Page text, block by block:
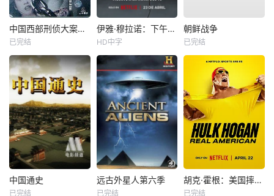
中国西部刑侦大案纪实
已完结
伊雅·穆拉诺：下午茶杀机
HD中字
朝鲜战争
已完结
中国通史
已完结
远古外星人第六季
已完结
胡克·霍根：美国摔角传奇
已完结